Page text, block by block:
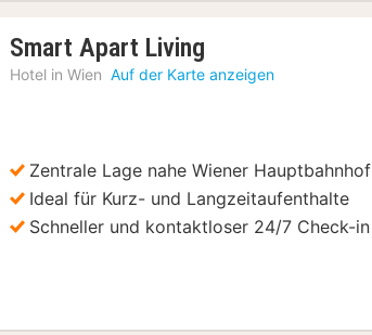
Bild
Smart Apart Living
Nacht
Hotel in Wien Auf der Karte anzeigen
Zentrale Lage nahe Wiener Hauptbahnhof
Ideal für Kurz- und Langzeitaufenthalte
Schneller und kontaktloser 24/7 Check-in